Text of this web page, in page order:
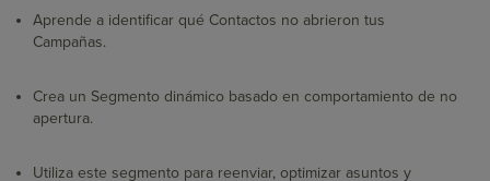
Aprende a identificar qué Contactos no abrieron tus
Campañas.
Crea un Segmento dinámico basado en comportamiento de no
apertura.
Utiliza este segmento para reenviar, optimizar asuntos y